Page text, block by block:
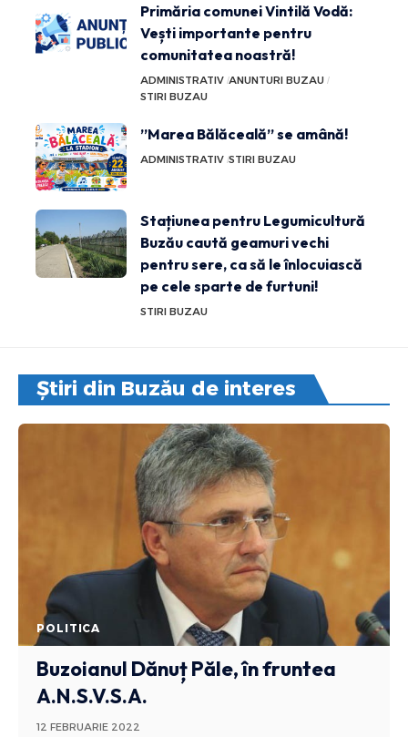
Primăria comunei Vintilă Vodă:
Vești importante pentru
comunitatea noastră!
ADMINISTRATIV ANUNTURI BUZAU
STIRI BUZAU
”Marea Bălăceală” se amână!
ADMINISTRATIV STIRI BUZAU
Stațiunea pentru Legumicultură
Buzău caută geamuri vechi
pentru sere, ca să le înlocuiască
pe cele sparte de furtuni!
STIRI BUZAU
Știri din Buzău de interes
POLITICA
Buzoianul Dănuț Păle, în fruntea
A.N.S.V.S.A.
12 FEBRUARIE 2022